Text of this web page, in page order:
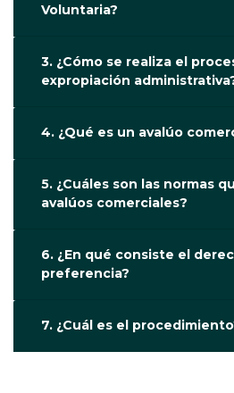
Voluntaria?
3. ¿Cómo se realiza el
expropiación
4. ¿Qué es un avalúo
5. ¿Cuáles son las normas
avalúos comerciales?
6. ¿En qué consiste el
preferencia?
7. ¿Cuál es el